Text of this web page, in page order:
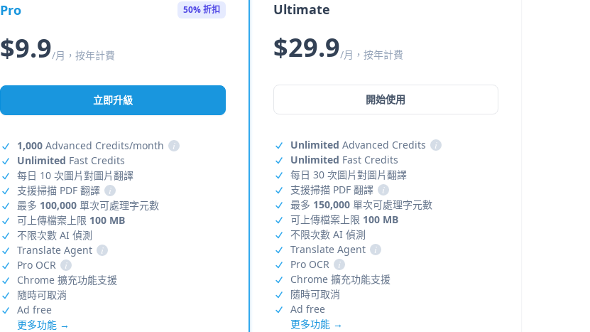
Pro 50% 折扣
$9.9/月，按年計費
立即升級
1,000 Advanced Credits/month
i
Unlimited Fast Credits
每日 10 次圖片對圖片翻譯
支援掃描 PDF 翻譯
i
最多 100,000 單次可處理字元數
可上傳檔案上限 100 MB
不限次數 AI 偵測
Translate Agent
i
Pro OCR
i
Chrome 擴充功能支援
隨時可取消
Ad free
更多功能 →
Ultimate
$29.9/月，按年計費
開始使用
Unlimited Advanced Credits
i
Unlimited Fast Credits
每日 30 次圖片對圖片翻譯
支援掃描 PDF 翻譯
i
最多 150,000單次可處理字元數
可上傳檔案上限 100 MB
不限次數 AI 偵測
Translate Agent
i
Pro OCR
i
Chrome 擴充功能支援
隨時可取消
Ad free
更多功能 →